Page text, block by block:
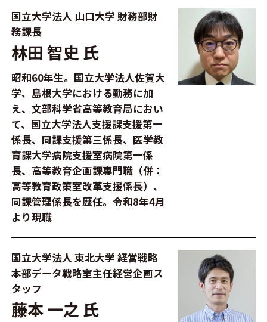
国立大学法人 山口大学 財務部財
務課長
林田 智史 氏
昭和60年生。国立大学法人佐賀大
学、島根大学における勤務に加
え、文部科学省高等教育局におい
て、国立大学法人支援課支援第一
係長、同課支援第三係長、医学教
育課大学病院支援室病院第一係
長、高等教育企画課専門職（併：
高等教育政策室改革支援係長）、
同課管理係長を歴任。令和8年4月
より現職
国立大学法人 東北大学 経営戦略
本部データ戦略室主任経営企画ス
タッフ
藤本 一之 氏